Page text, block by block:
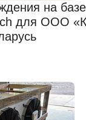
на
для ООО